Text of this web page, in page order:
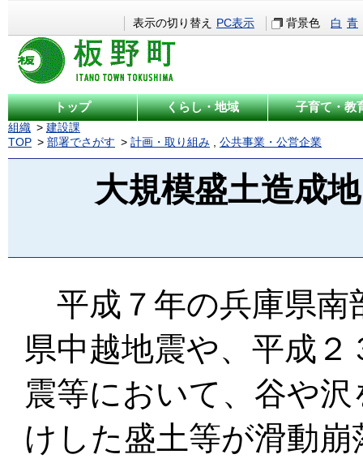
表示の切り替え PC表示 背景色 白 青
トップ くらし・地域 子育て・教
組織
建設課
TOP
部署でさがす 計画・取り組み , 公共事業・公営企業
大規模盛土造成
平成７年の兵庫県南
県中越地震や、平成２
震等において、谷や
けした盛土等が滑動崩